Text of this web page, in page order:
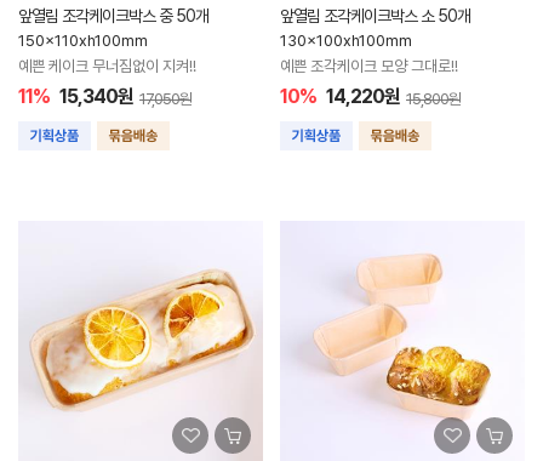
앞열림 조각케이크박스 중 50개
150x110xh100mm
예쁜 케이크 무너짐없이 지켜!!
11% 15,340원 17,050원
앞열림 조각케이크박스 소 50개
130x100xh100mm
예쁜 조각케이크 모양 그대로!!
10% 14,220원 15,800원